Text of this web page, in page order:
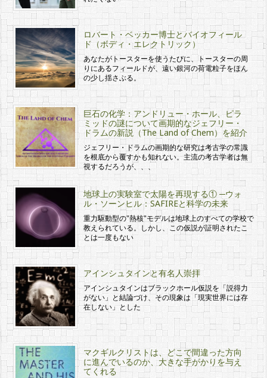
ロバート・ベッカー博士とバイオフィール
ド（ボディ・エレクトリック）
あなたがトースターを使うたびに、トースターの周
りにあるフィールドが、遠い銀河の荷電粒子をほん
の少し揺さぶる。
巨石の化学：アンドリュー・ホール、ピラ
ミッドの謎について画期的なジェフリー・
ドラムの新説（The Land of Chem）を紹介
ジェフリー・ドラムの画期的な研究は考古学の常識
を根底から覆すかも知れない。主流の考古学者は無
視するだろうが、、、
地球上の実験室で太陽を再現する① ─ウォ
ル・ソーンヒル：SAFIREと科学の未来
重力駆動型の"熱核"モデルは地球上のすべての学校で
教えられている。しかし、この仮説が証明されたこ
とは一度もない
アインシュタインと有名人崇拝
アインシュタインはブラックホール仮説を「説得力
がない」と結論づけ、その現象は「現実世界には存
在しない」とした
マクギルクリストは、どこで間違った方向
に進んでいるのか、大きな手がかりを与え
てくれる